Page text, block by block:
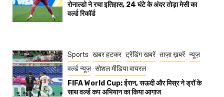
रोनाल्डो ने रचा इतिहास, 24 घंटे के अंदर तोड़ा मेसी का
वर्ल्ड रिकॉर्ड
Sports खबर हटकर ट्रेंडिंग खबरें ताज़ा ख़बरें न्यूज़
वर्ल्ड न्यूज़ सोशल मीडिया वायरल
FIFA World Cup: ईरान, सऊदी और मिस्र ने ड्रॉ के
साथ वर्ल्ड कप अभियान का किया आगाज